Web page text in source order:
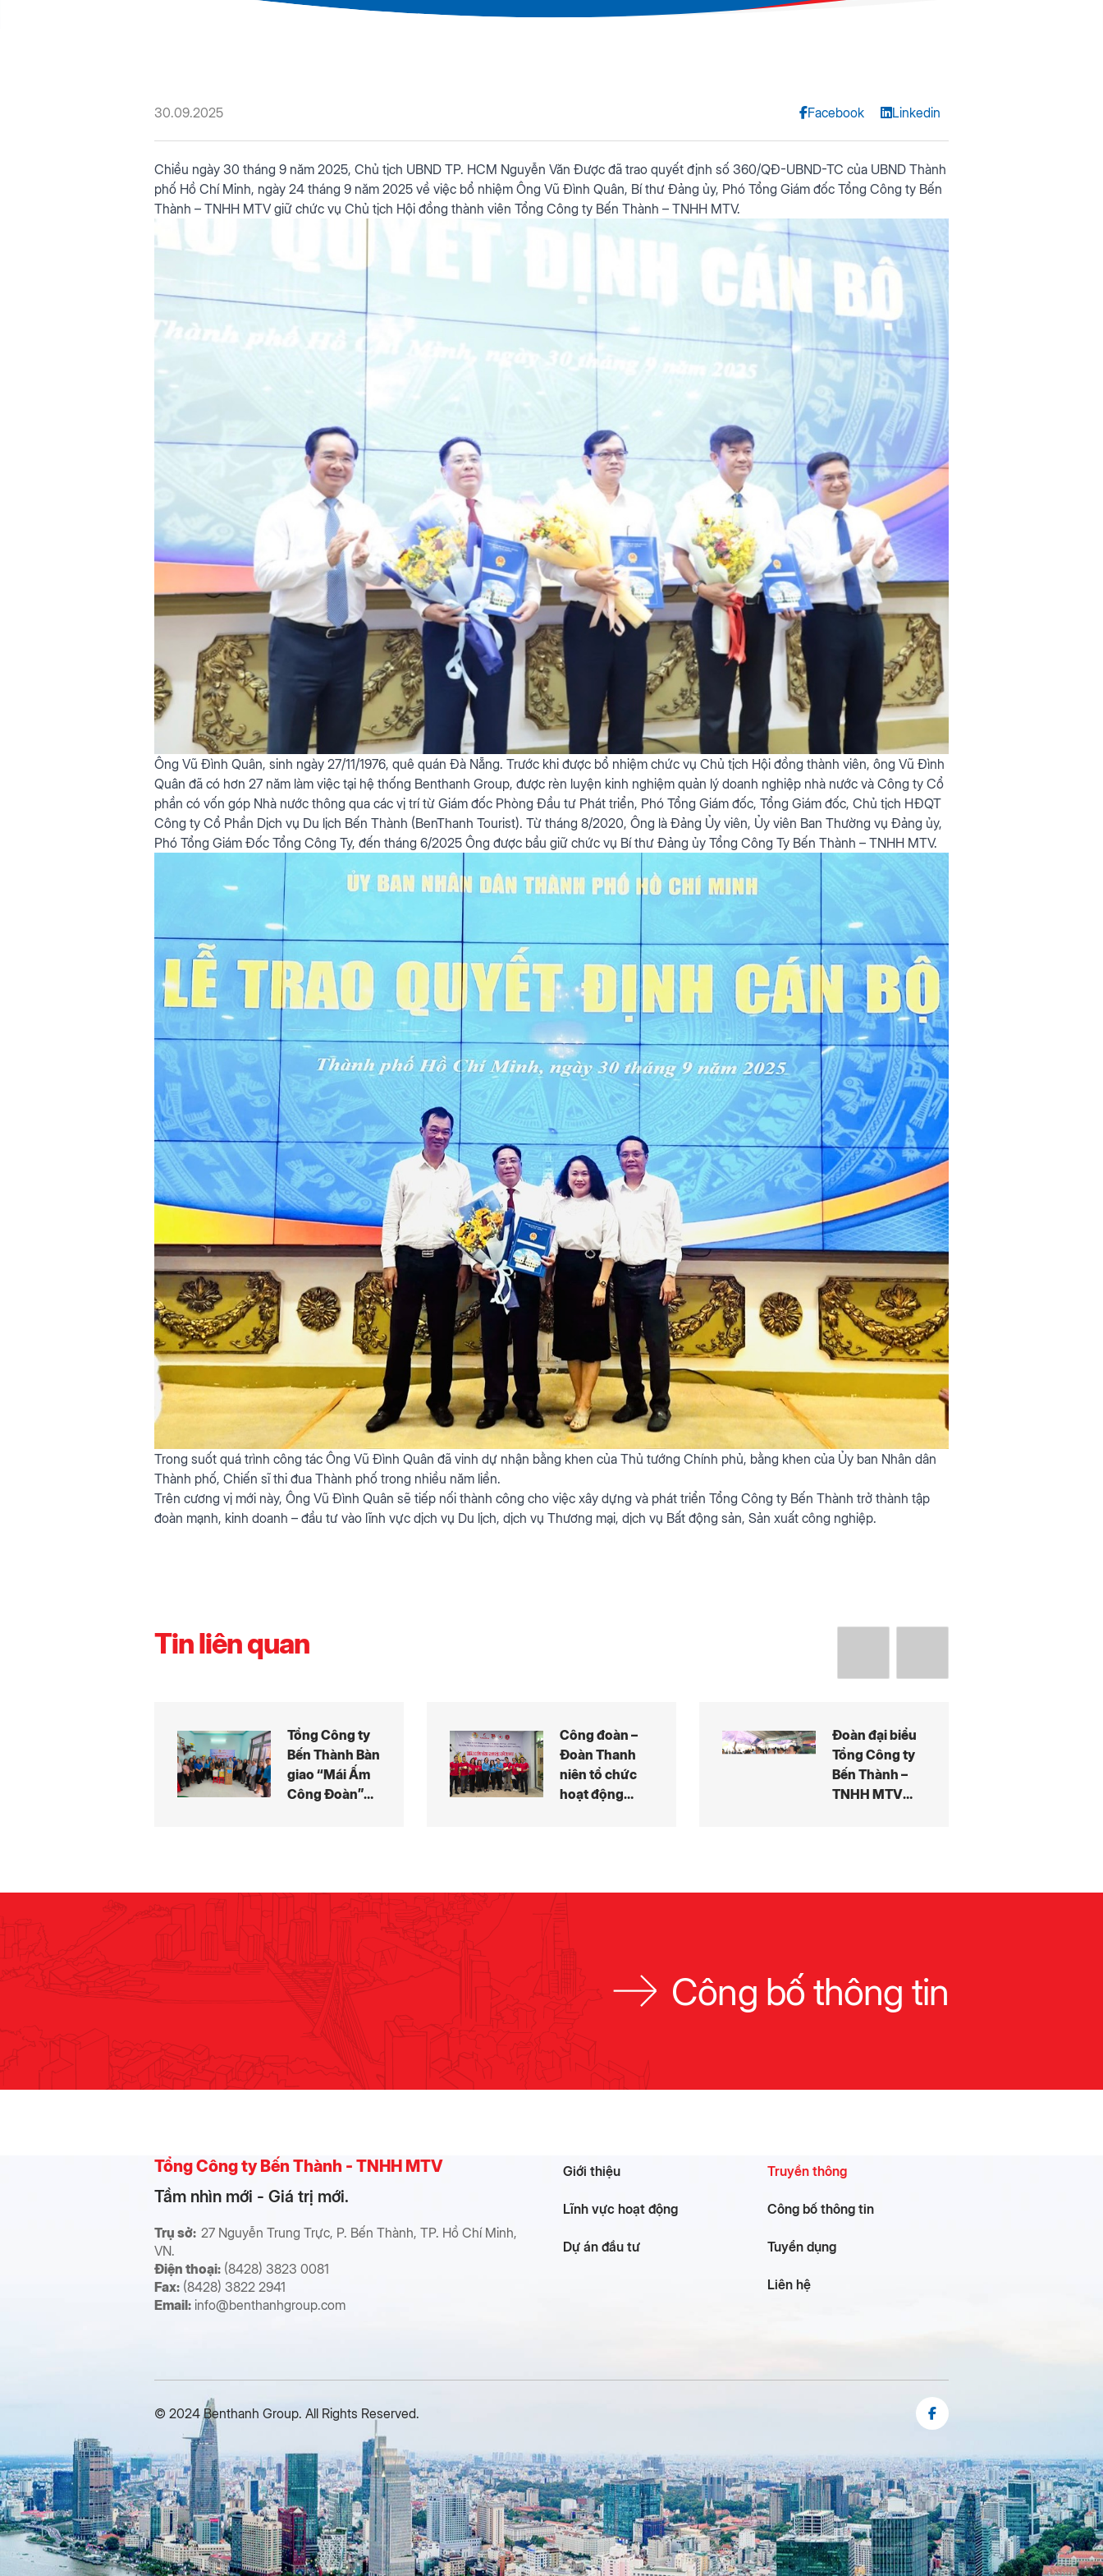
30.09.2025 Facebook Linkedin
Chiều ngày 30 tháng 9 năm 2025, Chủ tịch UBND TP. HCM Nguyễn Văn Được đã trao quyết định số 360/QĐ-UBND-TC của UBND Thành
phố Hồ Chí Minh, ngày 24 tháng 9 năm 2025 về việc bổ nhiệm Ông Vũ Đình Quân, Bí thư Đảng ủy, Phó Tổng Giám đốc Tổng Công ty Bến
Thành – TNHH MTV giữ chức vụ Chủ tịch Hội đồng thành viên Tổng Công ty Bến Thành – TNHH MTV.
Ông Vũ Đình Quân, sinh ngày 27/11/1976, quê quán Đà Nẵng. Trước khi được bổ nhiệm chức vụ Chủ tịch Hội đồng thành viên, ông Vũ Đình
Quân đã có hơn 27 năm làm việc tại hệ thống Benthanh Group, được rèn luyện kinh nghiệm quản lý doanh nghiệp nhà nước và Công ty Cổ
phần có vốn góp Nhà nước thông qua các vị trí từ Giám đốc Phòng Đầu tư Phát triển, Phó Tổng Giám đốc, Tổng Giám đốc, Chủ tịch HĐQT
Công ty Cổ Phần Dịch vụ Du lịch Bến Thành (BenThanh Tourist). Từ tháng 8/2020, Ông là Đảng Ủy viên, Ủy viên Ban Thường vụ Đảng ủy,
Phó Tổng Giám Đốc Tổng Công Ty, đến tháng 6/2025 Ông được bầu giữ chức vụ Bí thư Đảng ủy Tổng Công Ty Bến Thành – TNHH MTV.
Trong suốt quá trình công tác Ông Vũ Đình Quân đã vinh dự nhận bằng khen của Thủ tướng Chính phủ, bằng khen của Ủy ban Nhân dân
Thành phố, Chiến sĩ thi đua Thành phố trong nhiều năm liền.
Trên cương vị mới này, Ông Vũ Đình Quân sẽ tiếp nối thành công cho việc xây dựng và phát triển Tổng Công ty Bến Thành trở thành tập
đoàn mạnh, kinh doanh – đầu tư vào lĩnh vực dịch vụ Du lịch, dịch vụ Thương mại, dịch vụ Bất động sản, Sản xuất công nghiệp.
Tin liên quan
Tổng Công ty
Bến Thành Bàn
giao “Mái Ấm
Công Đoàn”
Công đoàn –
Đoàn Thanh
niên tổ chức
hoạt động
Đoàn đại biểu
Tổng Công ty
Bến Thành –
TNHH MTV
viên Lê Thị
Công bố thông tin
Tổng Công ty Bến Thành - TNHH MTV
Tầm nhìn mới - Giá trị mới.
Trụ sở: 27 Nguyễn Trung Trực, P. Bến Thành, TP. Hồ Chí Minh,
VN.
Điện thoại: (8428) 3823 0081
Fax: (8428) 3822 2941
Email: info@benthanhgroup.com
Giới thiệu
Lĩnh vực hoạt động
Dự án đầu tư
Truyền thông
Công bố thông tin
Tuyển dụng
Liên hệ
© 2024 Benthanh Group. All Rights Reserved.